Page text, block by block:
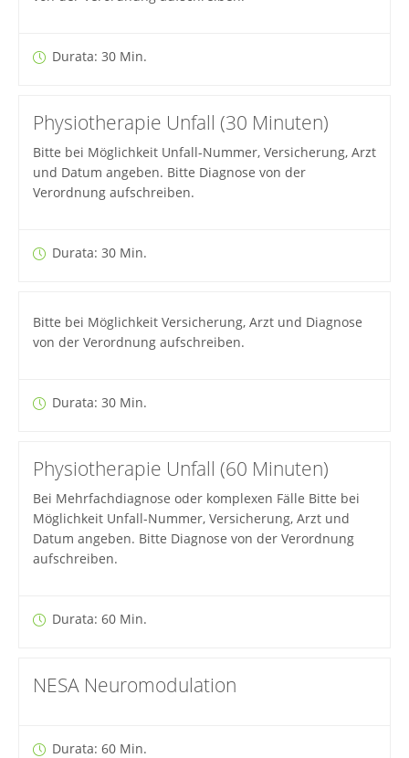
Durata: 30 Min.
Physiotherapie Unfall (30 Minuten)
Bitte bei Möglichkeit Unfall-Nummer, Versicherung, Arzt
und Datum angeben. Bitte Diagnose von der
Verordnung aufschreiben.
Durata: 30 Min.
Bitte bei Möglichkeit Versicherung, Arzt und Diagnose
von der Verordnung aufschreiben.
Durata: 30 Min.
Physiotherapie Unfall (60 Minuten)
Bei Mehrfachdiagnose oder komplexen Fälle Bitte bei
Möglichkeit Unfall-Nummer, Versicherung, Arzt und
Datum angeben. Bitte Diagnose von der Verordnung
aufschreiben.
Durata: 60 Min.
NESA Neuromodulation
Durata: 60 Min.